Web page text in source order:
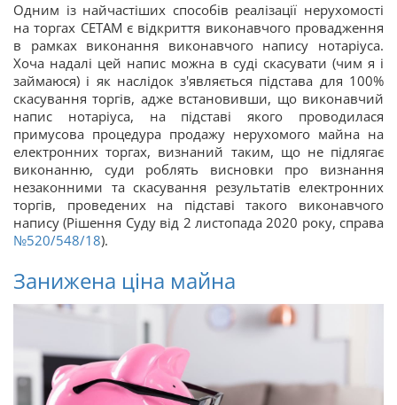
Одним із найчастіших способів реалізації нерухомості
на торгах СЕТАМ є відкриття виконавчого провадження
в рамках виконання виконавчого напису нотаріуса.
Хоча надалі цей напис можна в суді скасувати (чим я і
займаюся) і як наслідок з'являється підстава для 100%
скасування торгів, адже встановивши, що виконавчий
напис нотаріуса, на підставі якого проводилася
примусова процедура продажу нерухомого майна на
електронних торгах, визнаний таким, що не підлягає
виконанню, суди роблять висновки про визнання
незаконними та скасування результатів електронних
торгів, проведених на підставі такого виконавчого
напису (Рішення Суду від 2 листопада 2020 року, справа
№520/548/18).
Занижена ціна майна